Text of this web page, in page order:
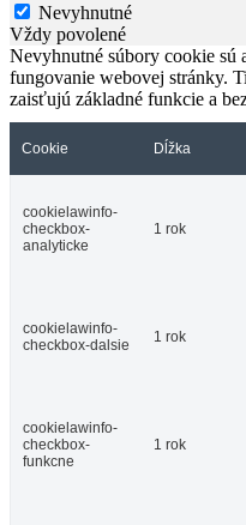
Nevyhnutné
Vždy povolené
Nevyhnutné súbory cookie sú
fungovanie webovej stránky.
zaisťujú základné funkcie a
Cookie Dĺžka
cookielawinfo-
checkbox-
analyticke
1 rok
cookielawinfo-
checkbox-dalsie
1 rok
cookielawinfo-
checkbox-
funkcne
1 rok